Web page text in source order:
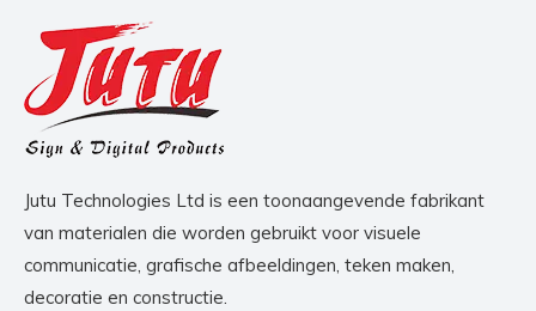
Jutu Technologies Ltd is een toonaangevende fabrikant
van materialen die worden gebruikt voor visuele
communicatie, grafische afbeeldingen, teken maken,
decoratie en constructie.